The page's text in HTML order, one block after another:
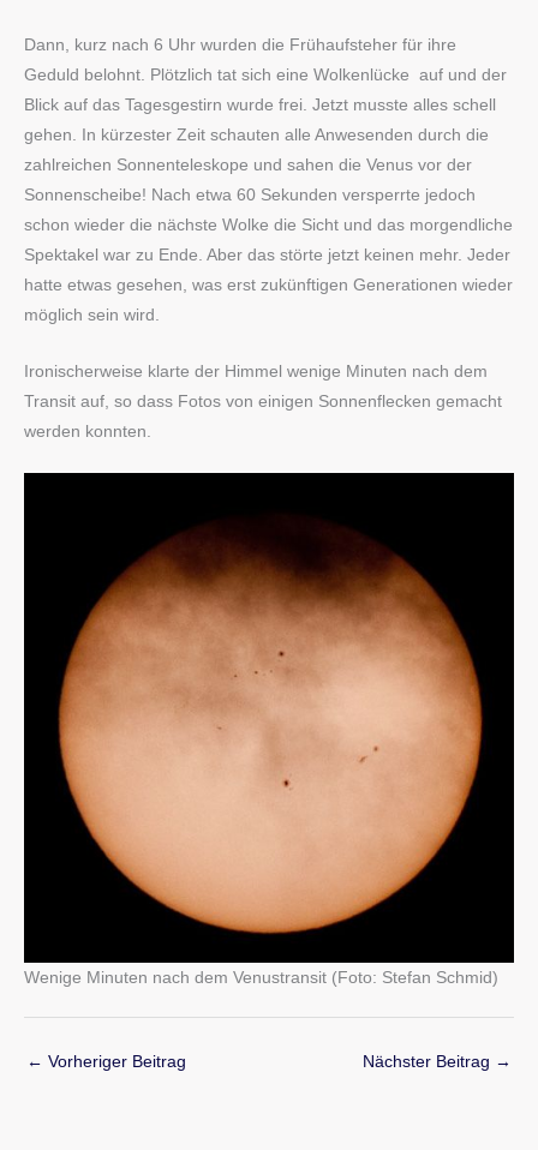
Dann, kurz nach 6 Uhr wurden die Frühaufsteher für ihre
Geduld belohnt. Plötzlich tat sich eine Wolkenlücke auf und der
Blick auf das Tagesgestirn wurde frei. Jetzt musste alles schell
gehen. In kürzester Zeit schauten alle Anwesenden durch die
zahlreichen Sonnenteleskope und sahen die Venus vor der
Sonnenscheibe! Nach etwa 60 Sekunden versperrte jedoch
schon wieder die nächste Wolke die Sicht und das morgendliche
Spektakel war zu Ende. Aber das störte jetzt keinen mehr. Jeder
hatte etwas gesehen, was erst zukünftigen Generationen wieder
möglich sein wird.
Ironischerweise klarte der Himmel wenige Minuten nach dem
Transit auf, so dass Fotos von einigen Sonnenflecken gemacht
werden konnten.
Wenige Minuten nach dem Venustransit (Foto: Stefan Schmid)
← Vorheriger Beitrag Nächster Beitrag →